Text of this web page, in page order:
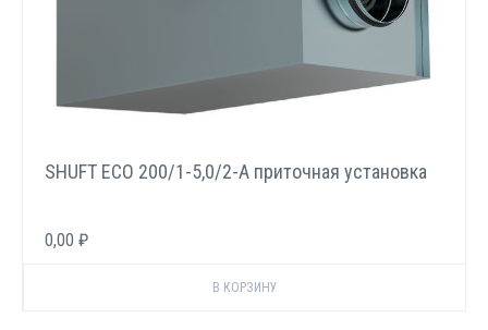
SHUFT ECO 200/1-5,0/2-A приточная установка
0,00 ₽